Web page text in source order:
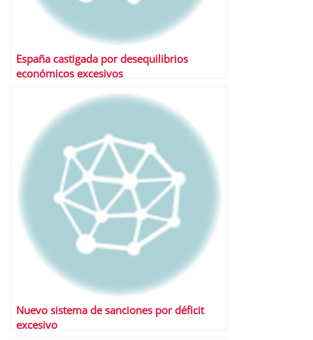
España castigada por desequilibrios
económicos excesivos
Nuevo sistema de sanciones por déficit
excesivo